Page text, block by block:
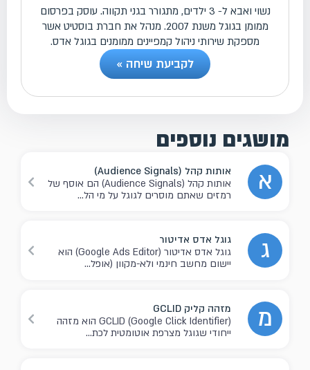
נשוי ואבא ל- 3 ילדים, מתגורר בגני תקווה. עוסק בפרסום
ממומן בגוגל משנת 2007. מנהל את חברת בוסטיט אשר
מספקת שירותי ניהול קמפיינים ממומנים בגוגל אדס.
לקביעת שיחה »
מושגים נוספים
א
אותות קהל (Audience Signals)
אותות קהל (Audience Signals) הם אוסף של
רמזים שאתם מוסרים לגוגל על מי הל...
ג
גוגל אדס אדיטור
גוגל אדס אדיטור (Google Ads Editor) הוא
יישום מחשב חינמי ולא-מקוון (אופל...
מ
מזהה קליק GCLID
GCLID (Google Click Identifier) הוא מזהה
ייחודי שגוגל מצרפת אוטומטית לכת...